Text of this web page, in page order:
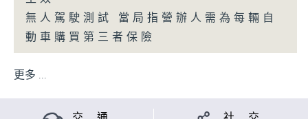
無人駕駛測試 當局指營辦人需為每輛自
動車購買第三者保險
更多 ...